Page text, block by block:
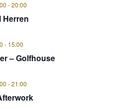
Herren
-20:00
– Golfhouse
- 15:00
-21:00